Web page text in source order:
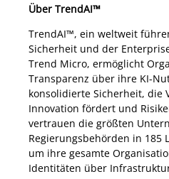
Über TrendAI™
TrendAI™, ein weltweit
Sicherheit und der
Trend Micro, ermöglicht
Transparenz über ihre KI-
konsolidierte Sicherheit, die
Innovation fördert und
vertrauen die größten
Regierungsbehörden in 185
um ihre gesamte
Identitäten über